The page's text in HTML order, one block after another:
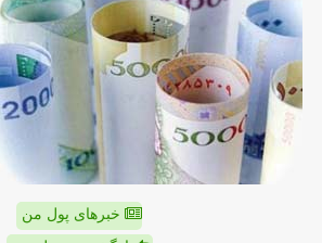
خبرهای پول من